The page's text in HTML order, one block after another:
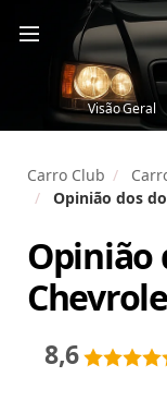
Visão Geral
Carro Club
Opinião dos
Opinião
8,6